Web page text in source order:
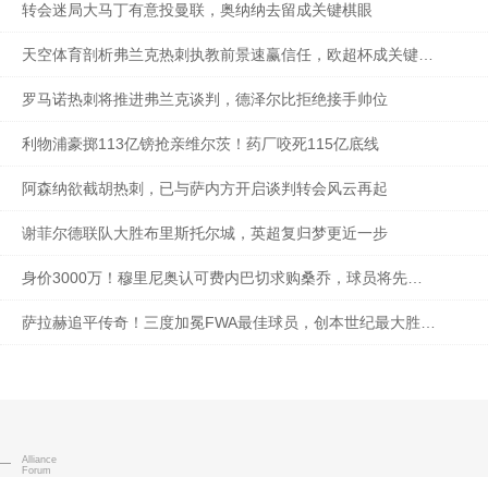
转会迷局大马丁有意投曼联，奥纳纳去留成关键棋眼
罗马诺热刺将推进弗兰克谈判，德泽尔比拒绝接手帅位
利物浦豪掷113亿镑抢亲维尔茨！药厂咬死115亿底线
阿森纳欲截胡热刺，已与萨内方开启谈判转会风云再起
谢菲尔德联队大胜布里斯托尔城，英超复归梦更近一步
Alliance
Forum